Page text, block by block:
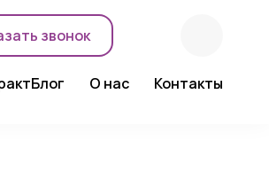
звонок
Блог О нас Контакты